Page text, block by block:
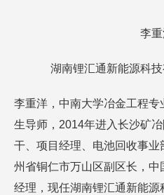
李
湖南锂汇通新能源科
李重洋，中南大学冶金工程
生导师，2014年进入长沙矿
干、项目经理、电池回收事
州省铜仁市万山区副区长，
经理，现任湖南锂汇通新能源